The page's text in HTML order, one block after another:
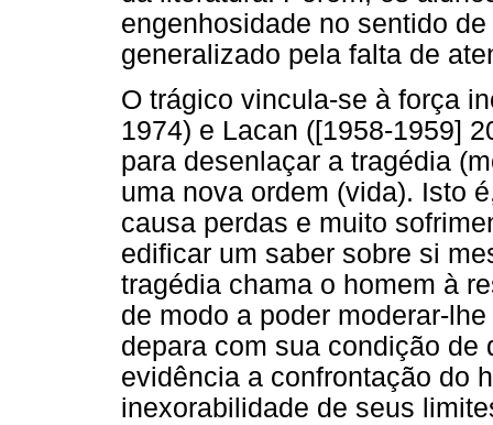
engenhosidade no sentido
generalizado pela falta de
O trágico vincula-se à força
1974) e Lacan ([1958-1959]
para desenlaçar a tragédia
uma nova ordem (vida). Isto
causa perdas e muito
edificar um saber sobre si
tragédia chama o homem à
de modo a poder moderar-
depara com sua condição de
evidência a confrontação do
inexorabilidade de seus